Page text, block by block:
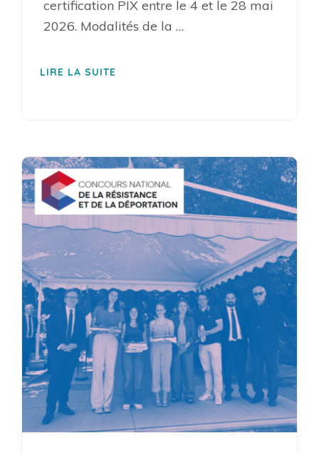
certification PIX entre le 4 et le 28 mai
2026. Modalités de la …
LIRE LA SUITE